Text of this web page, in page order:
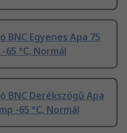
BNC Egyenes Apa 75
°C, Normál
BNC Derékszögű Apa
-65 °C, Normál